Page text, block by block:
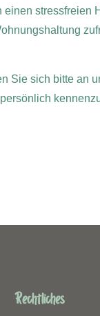
Sie sich bitte an
Rechtliches